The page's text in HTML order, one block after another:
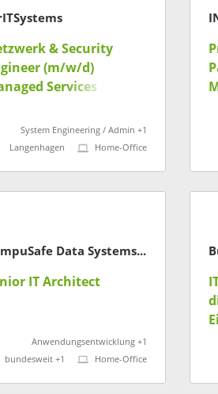
& Security
(m/w/d)
Services
System Engineering / Admin +1
Langenhagen
Home-Office
CompuSafe Data Systems AG
IT Architect
Anwendungsentwicklung +1
bundesweit +1
Home-Office